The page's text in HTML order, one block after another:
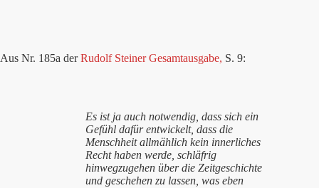
Aus Nr. 185a derRudolf Steiner Gesamtausgabe, S. 9:
Es ist ja auch notwendig, dass sich ein
Gefühl dafür entwickelt, dass die
Menschheit allmählich kein innerliches
Recht haben werde, schläfrig
hinwegzugehen über die Zeitgeschichte
und geschehen zu lassen, was eben